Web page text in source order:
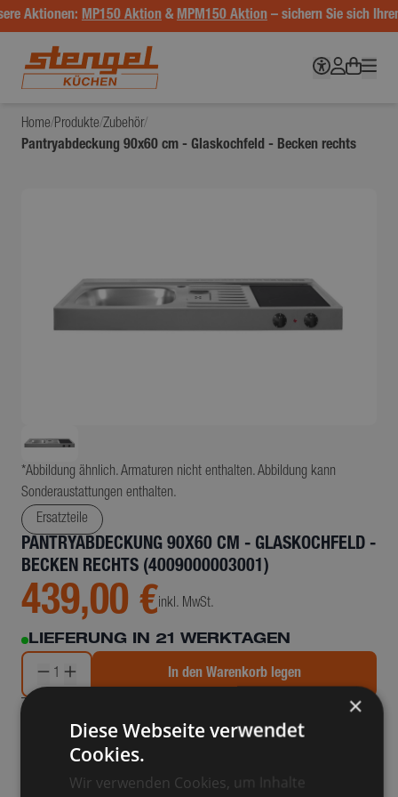
Aktionen: MP150 Aktion & MPM150 Aktion– sichern Sie sich
Home/Produkte/Zubehör/
Pantryabdeckung 90x60 cm - Glaskochfeld - Becken rechts
*Abbildung ähnlich. Armaturen nicht enthalten. Abbildung kann
Sonderaustattungen enthalten.
Ersatzteile
PANTRYABDECKUNG 90X60 CM - GLASKOCHFELD -
BECKEN RECHTS (4009000003001)
439,00 €inkl. MwSt.
LIEFERUNG IN 21 WERKTAGEN
1 In den Warenkorb legen
Pantryabdeckung 90x60 cm - Glaskochfeld - Becken rechts
×
Diese Webseite verwendet
Cookies.
Wir verwenden Cookies, um Inhalte